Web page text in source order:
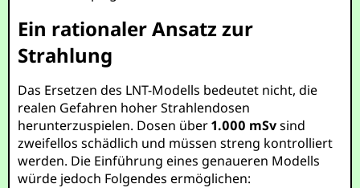
Ein rationaler Ansatz zur
Strahlung
Das Ersetzen des LNT-Modells bedeutet nicht, die
realen Gefahren hoher Strahlendosen
herunterzuspielen. Dosen über1.000 mSvsind
zweifellos schädlich und müssen streng kontrolliert
werden. Die Einführung eines genaueren Modells
würde jedoch Folgendes ermöglichen: